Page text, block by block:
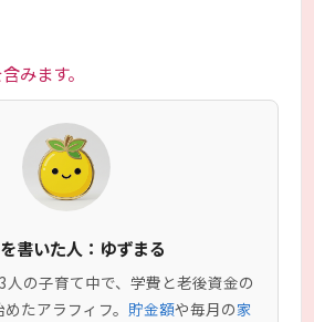
みます。
書いた人：ゆずまる
人の子育て中で、学費と老後資金の
たアラフィフ。 貯金額や毎月の家